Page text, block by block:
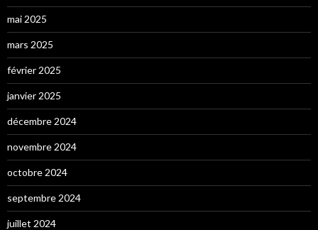
mai 2025
mars 2025
février 2025
janvier 2025
décembre 2024
novembre 2024
octobre 2024
septembre 2024
juillet 2024